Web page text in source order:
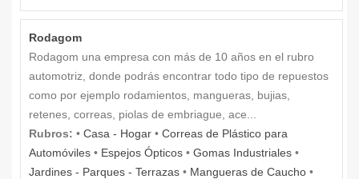
Rodagom
Rodagom una empresa con más de 10 años en el rubro
automotriz, donde podrás encontrar todo tipo de repuestos
como por ejemplo rodamientos, mangueras, bujias,
retenes, correas, piolas de embriague, ace...
Rubros: • Casa - Hogar • Correas de Plástico para
Automóviles • Espejos Ópticos • Gomas Industriales •
Jardines - Parques - Terrazas • Mangueras de Caucho •